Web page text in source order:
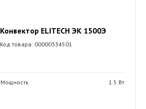
Конвектор ELITECH ЭК 1500Э
Код товара: 00000334501
Мощность 1.5 Вт